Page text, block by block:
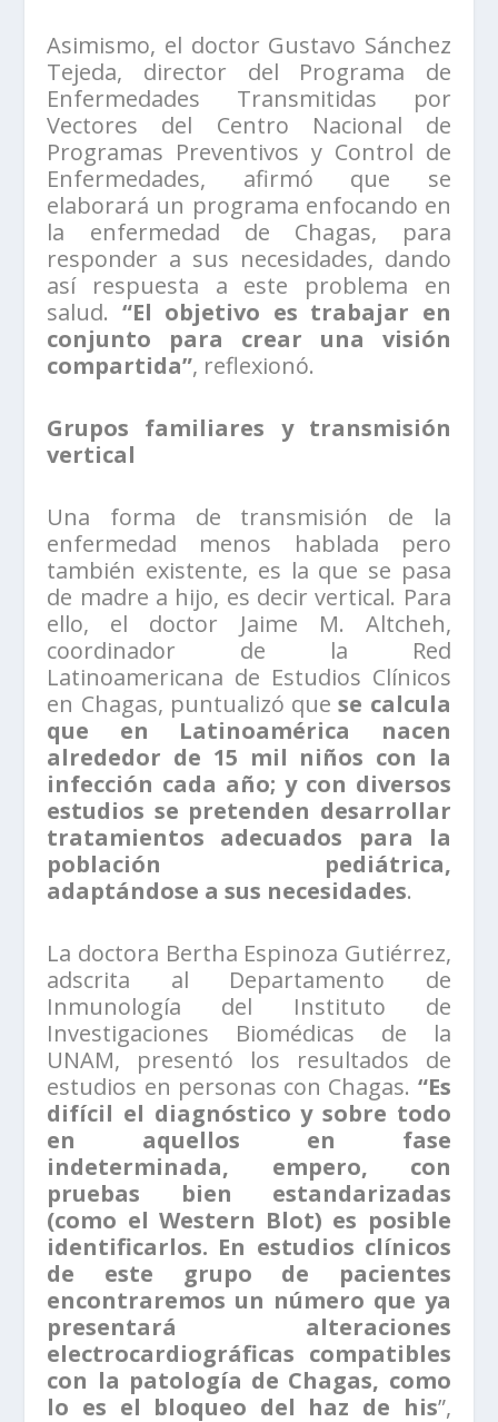
Asimismo, el doctor Gustavo Sánchez
Tejeda, director del Programa de
Enfermedades Transmitidas por
Vectores del Centro Nacional de
Programas Preventivos y Control de
Enfermedades, afirmó que se
elaborará un programa enfocando en
la enfermedad de Chagas, para
responder a sus necesidades, dando
así respuesta a este problema en
salud. “El objetivo es trabajar en
conjunto para crear una visión
compartida”, reflexionó.
Grupos familiares y transmisión
vertical
Una forma de transmisión de la
enfermedad menos hablada pero
también existente, es la que se pasa
de madre a hijo, es decir vertical. Para
ello, el doctor Jaime M. Altcheh,
coordinador de la Red
Latinoamericana de Estudios Clínicos
en Chagas, puntualizó quese calcula
que en Latinoamérica nacen
alrededor de 15 mil niños con la
infección cada año; y con diversos
estudios se pretenden desarrollar
tratamientos adecuados para la
población pediátrica,
adaptándose a sus necesidades.
La doctora Bertha Espinoza Gutiérrez,
adscrita al Departamento de
Inmunología del Instituto de
Investigaciones Biomédicas de la
UNAM, presentó los resultados de
estudios en personas con Chagas. “Es
difícil el diagnóstico y sobre todo
en aquellos en fase
indeterminada, empero, con
pruebas bien estandarizadas
(como el Western Blot) es posible
identificarlos. En estudios clínicos
de este grupo de pacientes
encontraremos un número que ya
presentará alteraciones
electrocardiográficas compatibles
con la patología de Chagas, como
lo es el bloqueo del haz de his”,